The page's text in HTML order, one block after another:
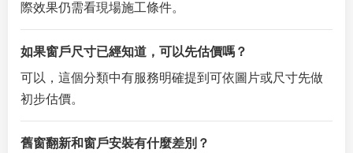
際效果仍需看現場施工條件。
如果窗戶尺寸已經知道，可以先估價嗎？
可以，這個分類中有服務明確提到可依圖片或尺寸先做
初步估價。
舊窗翻新和窗戶安裝有什麼差別？